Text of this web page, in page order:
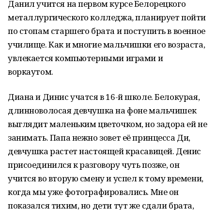
Данил учится на первом курсе Белорецкого
металлургического колледжа, планирует пойти
по стопам старшего брата и поступить в военное
училище. Как и многие мальчишки его возраста,
увлекается компьютерными играми и
воркаутом.
Диана и Динис учатся в 16-й школе. Белокурая,
длинноволосая девчушка на фоне мальчишек
выглядит маленьким цветочком, но задора ей не
занимать. Папа нежно зовет её принцесса Ди,
девчушка растет настоящей красавицей. Денис
присоединился к разговору чуть позже, он
учится во вторую смену и успел к тому времени,
когда мы уже фотографировались. Мне он
показался тихим, но дети тут же сдали брата,